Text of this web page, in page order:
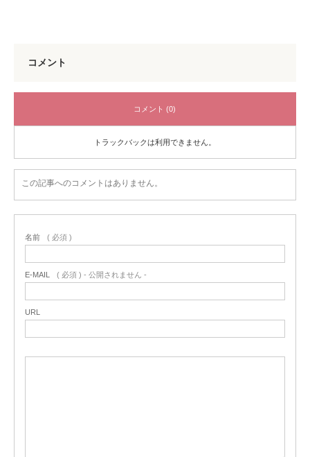
コメント
コメント (0)
トラックバックは利用できません。
この記事へのコメントはありません。
名前 ( 必須 )
E-MAIL ( 必須 ) - 公開されません -
URL